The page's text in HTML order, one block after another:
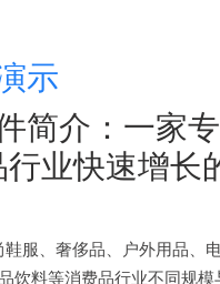
简介：一家
业快速增长
服、奢侈品、户外用品、
饮料等消费品行业不同规模